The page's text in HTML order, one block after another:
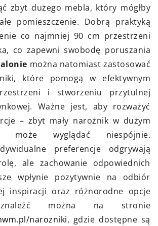
zbyt dużego mebla, który mógłby
pomieszczenie. Dobrą praktyką
co najmniej 90 cm przestrzeni
co zapewni swobodę poruszania
można natomiast zastosować
które pomogą w efektywnym
i stworzeniu przytulnej
Ważne jest, aby rozważyć
– zbyt mały narożnik w dużym
może wyglądać niespójnie.
preferencje odgrywają
ale zachowanie odpowiednich
wpłynie pozytywnie na odbiór
inspiracji oraz różnorodne opcje
można na stronie
narozniki, gdzie dostępne są